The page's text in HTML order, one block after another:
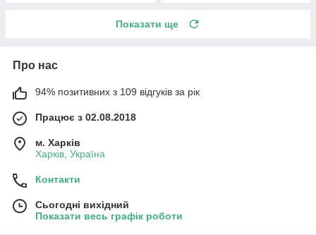
Показати ще
Про нас
94% позитивних з 109 відгуків за рік
Працює з 02.08.2018
м. Харків
Харків, Україна
Контакти
Сьогодні вихідний
Показати весь графік роботи